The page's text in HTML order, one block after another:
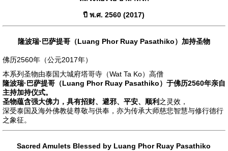
ปี พ.ศ. 2560 (2017)
隆波瑞·巴萨提哥（Luang Phor Ruay Pasathiko）加持圣物
佛历2560年（公元2017年）
本系列圣物由泰国大城府塔哥寺（Wat Ta Ko）高僧
隆波瑞·巴萨提哥（Luang Phor Ruay Pasathiko） 于佛历2560年亲自
主持加持仪式。
圣物蕴含强大佛力，具有招财、避邪、平安、顺利 之灵效，
深受泰国及海外佛教徒尊敬与供奉，亦为传承大师慈悲智慧与修行德行
之象征。
Sacred Amulets Blessed by Luang Phor Ruay Pasathiko